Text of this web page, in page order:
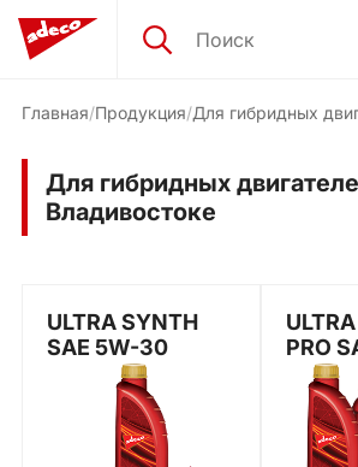
Главная Продукция Для гибридных
Для гибридных
Владивостоке
ULTRA SYNTH
SAE 5W-30
PRO